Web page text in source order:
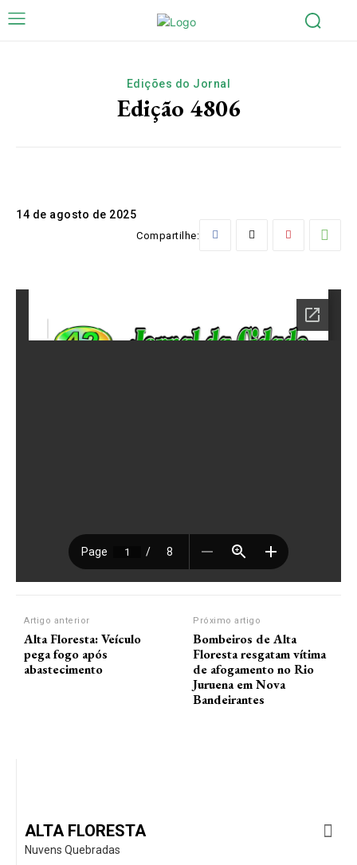
Edições do Jornal
Edição 4806
14 de agosto de 2025
Compartilhe:
Artigo anterior
Alta Floresta: Veículo
pega fogo após
abastecimento
Próximo artigo
Bombeiros de Alta
Floresta resgatam vítima
de afogamento no Rio
Juruena em Nova
Bandeirantes
ALTA FLORESTA
Nuvens Quebradas